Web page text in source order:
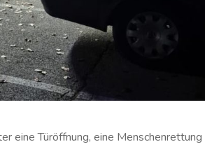
eine Türöffnung, eine Menschenrettung